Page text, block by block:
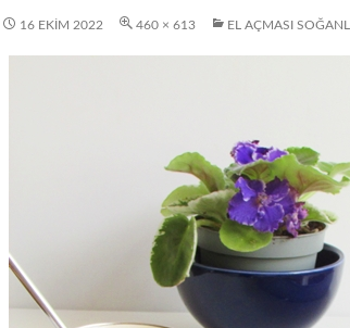
16 EKIM 2022 460 × 613 EL AÇMASI